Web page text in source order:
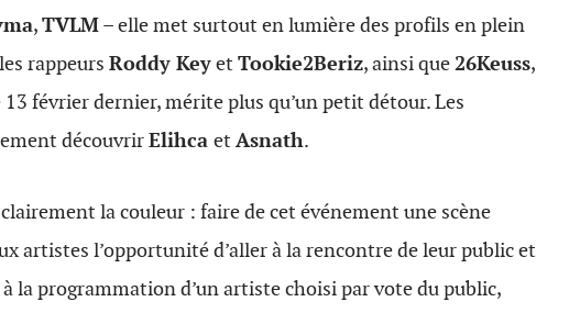
,TVLM– elle met surtout en lumière des profils en plein
rappeurs Roddy Keyet Tookie2Beriz,ainsi que26Keuss,
13 février dernier, mérite plus qu’un petit détour. Les
découvrirElihca et Asnath.
la couleur : fairede cet événement une scène
artistes l’opportunité d’aller à la rencontre de leur public et
la programmation d’un artiste choisi par vote du public,